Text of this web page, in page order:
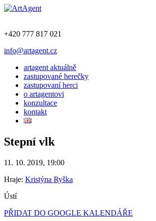
+420 777 817 021
info@artagent.cz
artagent aktuálně
zastupované herečky
zastupovaní herci
o artagentovi
konzultace
kontakt
Stepní vlk
11. 10. 2019, 19:00
Hraje: Kristýna Ryška
Ústí
PŘIDAT DO GOOGLE KALENDÁŘE